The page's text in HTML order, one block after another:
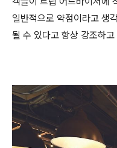
일반적으로 약점이라고 생
될 수 있다고 항상 강조하고